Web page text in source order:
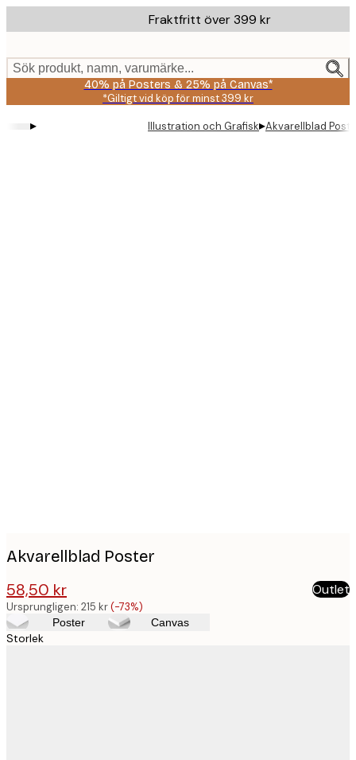
to
content.
Fraktfritt över 399 kr
Sök produkt, namn, varumärke...
40% på Posters & 25% på Canvas*
*Giltigt vid köp för minst 399 kr
▸ Illustration och Grafisk▸Akvarellblad
Akvarellblad Poster
58,50 kr
215 kr Outlet
Ursprungligen: 215 kr(-73%)
Poster Canvas
Storlek